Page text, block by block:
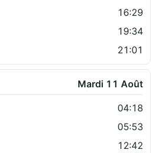
16:29
19:34
21:01
Mardi 11 Août
04:18
05:53
12:42